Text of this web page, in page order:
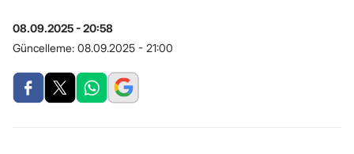
08.09.2025 - 20:58
Güncelleme: 08.09.2025 - 21:00